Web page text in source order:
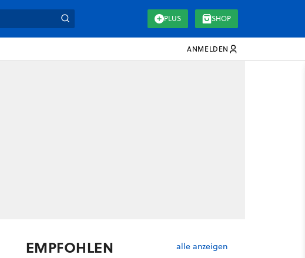
PLUS SHOP
ANMELDEN
EMPFOHLEN alle anzeigen